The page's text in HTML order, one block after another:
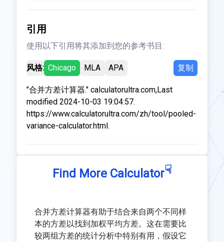
引用
使用以下引用将其添加到您的参考书目:
风格: Chicago MLA APA 复制
"合并方差计算器." calculatorultra.com,Last
modified 2024-10-03 19:04:57.
https://www.calculatorultra.com/zh/tool/pooled-
variance-calculator.html.
Find More Calculator☟
合并方差计算器有助于结合来自两个不同样
本的方差以找到加权平均方差。这在需要比
较两组方差的统计分析中特别有用，假设它